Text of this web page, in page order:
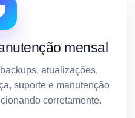
mensal
atualizações,
suporte e manutenção
corretamente.